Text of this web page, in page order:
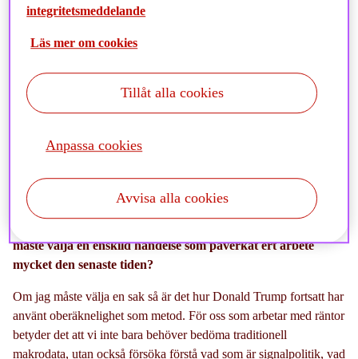
“ Då gäller det att se igenom bruset, hålla fast
vid processen och skilja på kortsiktiga
marknadsrörelser och sådant som faktiskt
ränteutsikterna.
måste välja en enskild händelse som påverkat ert arbete
mycket den senaste tiden?
Om jag måste välja en sak så är det hur Donald Trump fortsatt har
använt oberäknelighet som metod. För oss som arbetar med räntor
betyder det att vi inte bara behöver bedöma traditionell
makrodata, utan också försöka förstå vad som är signalpolitik, vad
integritetsmeddelande
Läs mer om cookies
Anpassa cookies
Avvisa alla cookies
Tillåt alla cookies